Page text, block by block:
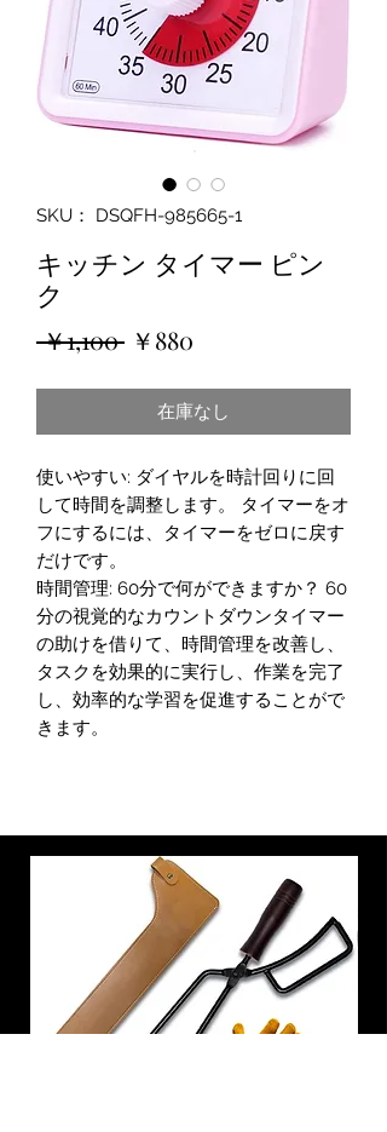
SKU： DSQFH-985665-1
キッチン タイマー ピン
ク
￥1,100 通￥880
ル
格
在庫なし
使いやすい: ダイヤルを時計回りに回
して時間を調整します。 タイマーをオ
フにするには、タイマーをゼロに戻す
だけです。
時間管理: 60分で何ができますか？ 60
分の視覚的なカウントダウンタイマー
の助けを借りて、時間管理を改善し、
タスクを効果的に実行し、作業を完了
し、効率的な学習を促進することがで
きます。